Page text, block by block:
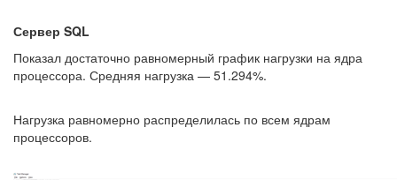
Сервер SQL
Показал достаточно равномерный график нагрузки на ядра
процессора. Средняя нагрузка — 51.294%.
Нагрузка равномерно распределилась по всем ядрам
процессоров.